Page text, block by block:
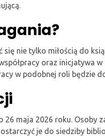
nie tylko miłością do
oraz inicjatywa
w podobnej roli będzie
26 maja 2026 roku.
je do siedziby